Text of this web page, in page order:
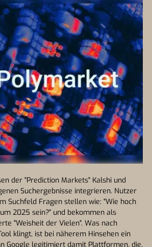
der "Prediction Markets" Kalshi und
Suchergebnisse integrieren. Nutzer
Suchfeld Fragen stellen wie: "Wie hoch
2025 sein?" und bekommen als
"Weisheit der Vielen". Was nach
klingt, ist bei näherem Hinsehen ein
Google legitimiert damit Plattformen, die,